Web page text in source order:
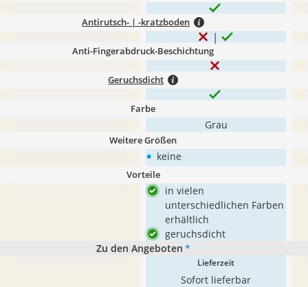
Antirutsch- | -kratzboden
Anti-Fingerabdruck-Beschichtung
Geruchsdicht
Farbe
Grau
Weitere Größen
• keine
Vorteile
in vielen
unterschiedlichen Farben
erhältlich
geruchsdicht
Zu den Angeboten *
Lieferzeit
Sofort lieferbar